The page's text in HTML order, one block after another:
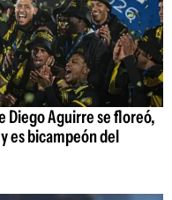
Diego Aguirre se floreó,
es bicampeón del